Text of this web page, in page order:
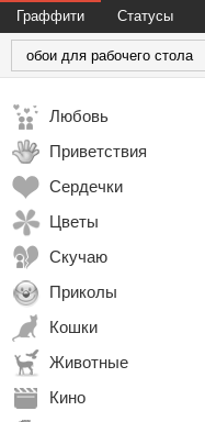
Граффити Статусы
обои для рабочего стола
Любовь
Приветствия
Сердечки
Цветы
Скучаю
Приколы
Кошки
Животные
Кино